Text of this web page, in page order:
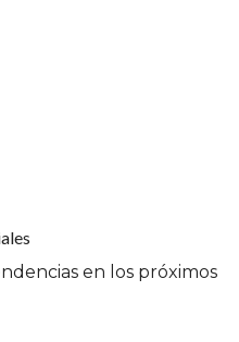
en los próximos